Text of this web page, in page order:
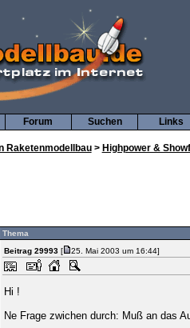
Links
Suchen
Forum
Raketenmodellbau> Highpower &
Thema
Beitrag 29993[ 25. Mai 2003 um 16:44]
Hi !
Ne Frage zwichen durch: Muß an das